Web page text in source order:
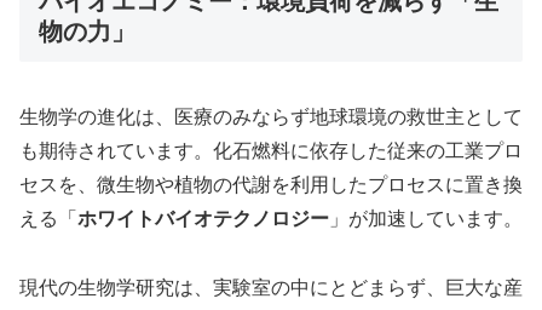
物の力」
生物学の進化は、医療のみならず地球環境の救世主として
も期待されています。化石燃料に依存した従来の工業プロ
セスを、微生物や植物の代謝を利用したプロセスに置き換
える「 ホワイトバイオテクノロジー 」が加速しています。
現代の生物学研究は、実験室の中にとどまらず、巨大な産